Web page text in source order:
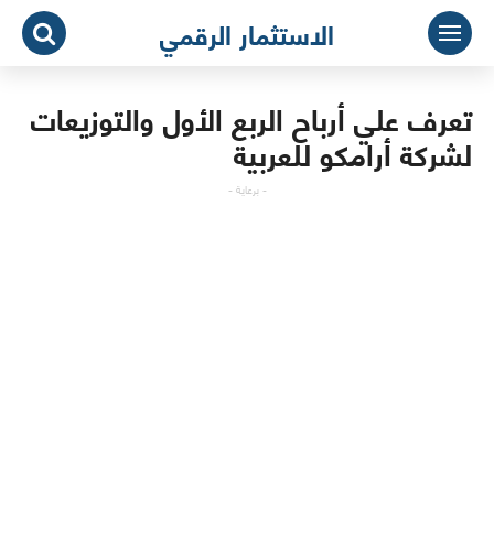
التجاوز
المحتوى
الاستثمار الرقمي
تعرف علي أرباح الربع الأول والتوزيعات
لشركة أرامكو للعربية
- برعاية -